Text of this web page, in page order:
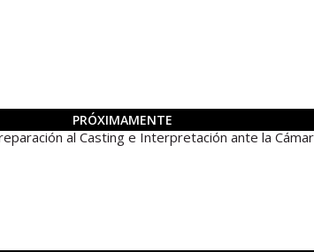
PRÓXIMAMENTE
al Casting e Interpretación ante la